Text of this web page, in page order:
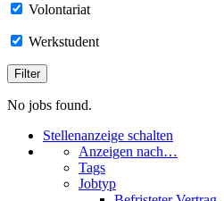
Volontariat
Werkstudent
No jobs found.
Stellenanzeige schalten
Anzeigen nach…
Tags
Jobtyp